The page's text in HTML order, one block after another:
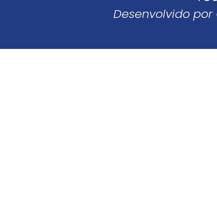
Desenvolvido por